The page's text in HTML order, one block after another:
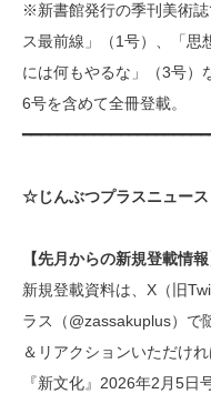
※新書館発行の季刊美術
ス最前線」（1号）、「思
には何もやるな」（3号）
6号を含めて全冊登載。
☆じんぶつプラスニュース
【先月からの新規登載情報
新規登載資料は、X（旧
ラス（@zassakuplus）で
＆リアクションいただけ
『新文化』2026年2月5日